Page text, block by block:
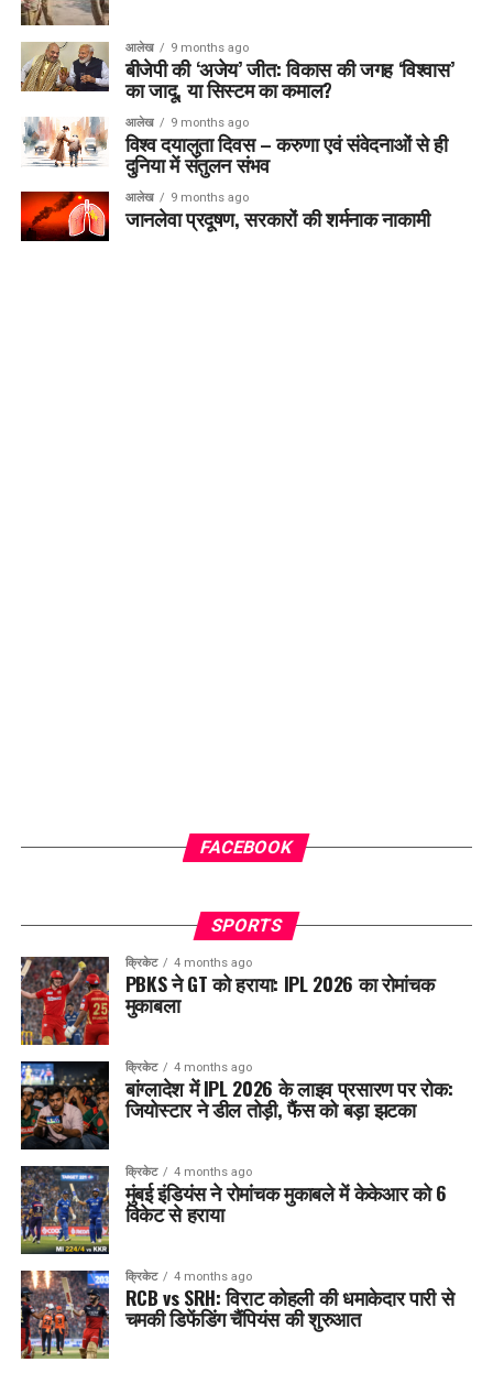
आलेख 9 months ago
बीजेपी की ‘अजेय’ जीत: विकास की जगह ‘विश्वास’
का जादू, या सिस्टम का कमाल?
आलेख 9 months ago
विश्व दयालुता दिवस – करुणा एवं संवेदनाओं से ही
दुनिया में संतुलन संभव
आलेख 9 months ago
जानलेवा प्रदूषण, सरकारों की शर्मनाक नाकामी
FACEBOOK
SPORTS
क्रिकेट 4 months ago
PBKS ने GT को हराया: IPL 2026 का रोमांचक
मुकाबला
क्रिकेट 4 months ago
बांग्लादेश में IPL 2026 के लाइव प्रसारण पर रोक:
जियोस्टार ने डील तोड़ी, फैंस को बड़ा झटका
क्रिकेट 4 months ago
मुंबई इंडियंस ने रोमांचक मुकाबले में केकेआर को 6
विकेट से हराया
क्रिकेट 4 months ago
RCB vs SRH: विराट कोहली की धमाकेदार पारी से
चमकी डिफेंडिंग चैंपियंस की शुरुआत